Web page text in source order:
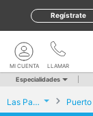
Regístrate
LLAMAR
MI CUENTA
Especialidades
Las Palmas